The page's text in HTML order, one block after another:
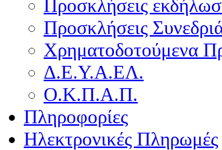
Προσκλήσεις
Προσκλήσεις
Χρηματοδοτούμενα
Δ.Ε.Υ.Α.ΕΛ.
Ο.Κ.Π.Α.Π.
Πληροφορίες
Ηλεκτρονικές Πληρωμές